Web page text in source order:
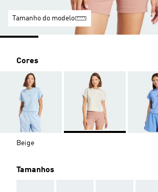
Tamanho do modelo
Cores
Beige
Tamanhos